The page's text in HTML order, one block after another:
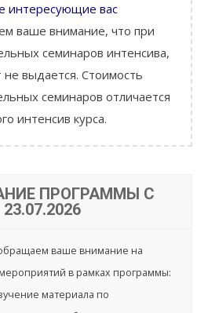
интересующие вас
ваше внимание, что при
семинаров интенсива,
выдается. Стоимость
семинаров отличается
интенсив курса.
ПРОГРАММЫ С
23.07.2026
ваше внимание на
в рамках программы:
материала по